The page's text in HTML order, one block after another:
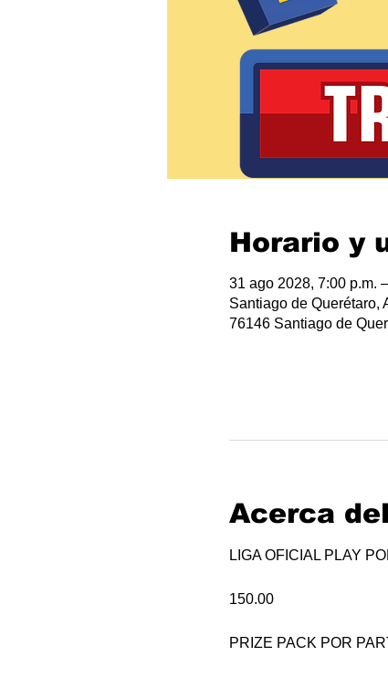
Horario y
31 ago 2028, 7:00 p.m.
Santiago de Querétaro,
76146 Santiago de
Acerca
LIGA OFICIAL PLAY
150.00
PRIZE PACK POR